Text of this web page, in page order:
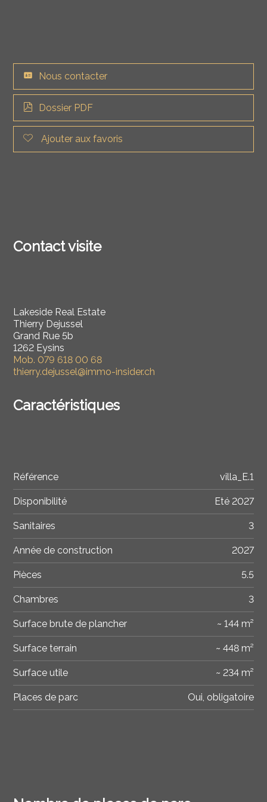
Nous contacter
Dossier PDF
Ajouter aux favoris
Contact visite
Lakeside Real Estate
Thierry Dejussel
Grand Rue 5b
1262 Eysins
Mob.079 618 00 68
thierry.dejussel@immo-insider.ch
Caractéristiques
Référence villa_E.1
Disponibilité Eté 2027
Sanitaires 3
Année de construction 2027
Pièces 5.5
Chambres 3
Surface brute de plancher ~ 144 m²
Surface terrain ~ 448 m²
Surface utile ~ 234 m²
Places de parc Oui, obligatoire